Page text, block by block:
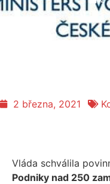
2 března, 2021
Vláda schválila
Podniky nad 250